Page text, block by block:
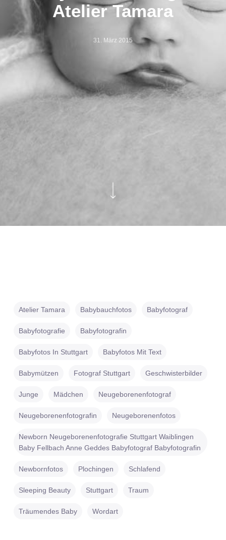
Atelier Tamara
31. März 2015
Atelier Tamara Babybauchfotos Babyfotograf
Babyfotografie Babyfotografin
Babyfotos In Stuttgart Babyfotos Mit Text
Babymützen Fotograf Stuttgart Geschwisterbilder
Junge Mädchen Neugeborenenfotograf
Neugeborenenfotografin Neugeborenenfotos
Newborn Neugeborenenfotografie Stuttgart Waiblingen
Baby Fellbach Anne Geddes Babyfotograf Babyfotografin
Newbornfotos Plochingen Schlafend
Sleeping Beauty Stuttgart Traum
Träumendes Baby Wordart